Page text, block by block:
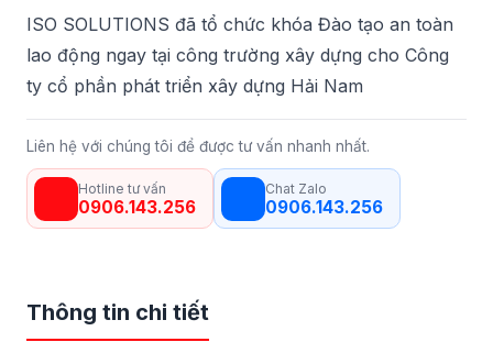
ISO SOLUTIONS đã tổ chức khóa Đào tạo an toàn
lao động ngay tại công trường xây dựng cho Công
ty cổ phần phát triển xây dựng Hải Nam
Liên hệ với chúng tôi để được tư vấn nhanh nhất.
Hotline tư vấn
0906.143.256
Chat Zalo
0906.143.256
Thông tin chi tiết